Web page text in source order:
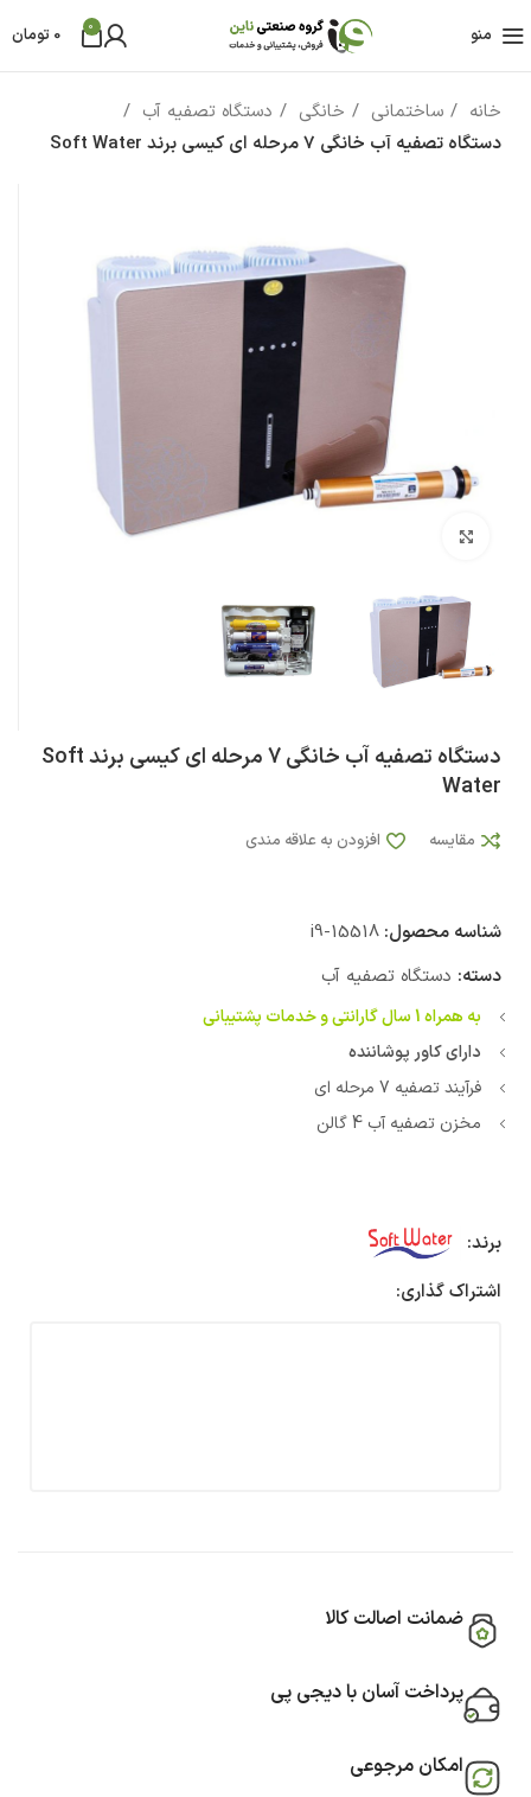
منو 0
0 تومان
خانه ساختمانی خانگی
دستگاه تصفیه آب
دستگاه تصفیه آب خانگی 7 مرحله ای کیسی برند Soft Water
دستگاه تصفیه آب خانگی 7 مرحله ای کیسی برند Soft
Water
مقایسه افزودن به علاقه مندی
شناسه محصول: i9-15518
دسته: دستگاه تصفیه آب
به همراه 1 سال گارانتی و خدمات پشتیبانی
دارای کاور پوشاننده
فرآیند تصفیه 7 مرحله ای
مخزن تصفیه آب 4 گالن
برند:
اشتراک گذاری:
ضمانت اصالت کالا
پرداخت آسان با دیجی پی
امکان مرجوعی